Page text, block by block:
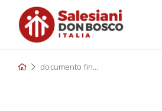
content
documento finale